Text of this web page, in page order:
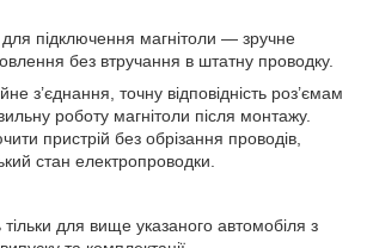
підключення магнітоли — зручне
без втручання в штатну проводку.
з’єднання, точну відповідність роз’ємам
роботу магнітоли після монтажу.
пристрій без обрізання проводів,
стан електропроводки.
для вище указаного автомобіля з